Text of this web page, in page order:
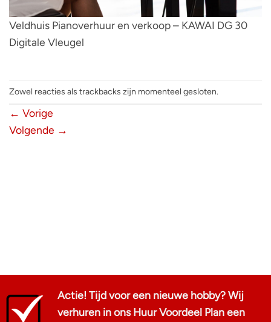
Veldhuis Pianoverhuur en verkoop – KAWAI DG 30
Digitale Vleugel
Zowel reacties als trackbacks zijn momenteel gesloten.
← Vorige
Volgende →
Actie! Tijd voor een nieuwe hobby? Wij
verhuren in ons Huur Voordeel Plan een